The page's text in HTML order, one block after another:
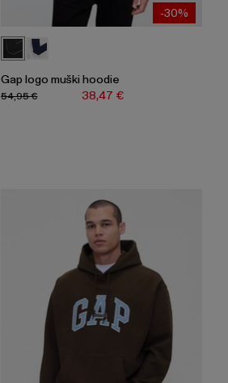
-30%
Gap logo muški hoodie
38,47 €
54,95 €